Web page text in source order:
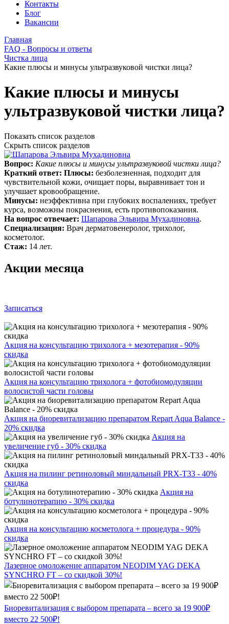
Контакты
Блог
Вакансии
Главная
FAQ - Вопросы и ответы
Чистка лица
Какие плюсы и минусы ультразвуковой чистки лица?
Какие плюсы и минусы
ультразвуковой чистки лица?
Показать список разделов
Скрыть список разделов
Вопрос: Какие плюсы и минусы ультразвуковой чистки лица?
Краткий ответ: Плюсы: безболезненная, подходит для
чувствительной кожи, очищает поры, выравнивает тон и
улучшает кровообращение.
Минусы: неэффективна при глубоких воспалениях, требует
курса, возможны покраснения, есть противопоказания.
На вопрос отвечает: Шапарова Эльвира Мухадиновна.
Специализация: Врач дерматовенеролог, трихолог,
косметолог.
Стаж: 14 лет.
Акции месяца
Записаться
Акция на консультацию трихолога + мезотерапия - 90%
скидка
Акция на консультацию трихолога + фотобиомодуляции
волосистой части головы
Акция на биоревитализацию препаратом Repart Aqua Balance -
20% скидка
Акция на
увеличение губ - 30% скидка
Акция на пилинг ретиноловый миндальный PRX-T33 - 40%
скидка
Акция на
ботулинотерапию - 30% скидка
Акция на консультацию косметолога + процедура - 90%
скидка
Лазерное омоложение аппаратом NEODIM YAG DEKA
SYNCHRO FT – со скидкой 30%!
Биоревитализация с выбором препарата – всего за 19 900₽
вместо 22 500₽!